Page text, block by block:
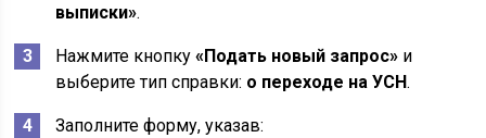
выписки».
Нажмите кнопку«Подать новый запрос» и
выберите тип справки: о переходе на УСН.
Заполните форму, указав: